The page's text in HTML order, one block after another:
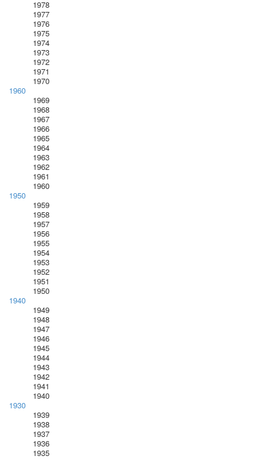
1978
1977
1976
1975
1974
1973
1972
1971
1970
1960
1969
1968
1967
1966
1965
1964
1963
1962
1961
1960
1950
1959
1958
1957
1956
1955
1954
1953
1952
1951
1950
1940
1949
1948
1947
1946
1945
1944
1943
1942
1941
1940
1930
1939
1938
1937
1936
1935